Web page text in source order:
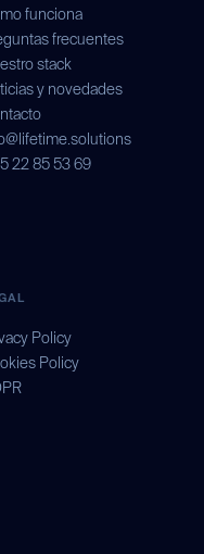
funciona
frecuentes
stack
y novedades
22 85 53 69
Policy
Policy